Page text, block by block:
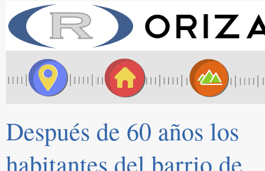
Después de 60 años los
habitantes del barrio de